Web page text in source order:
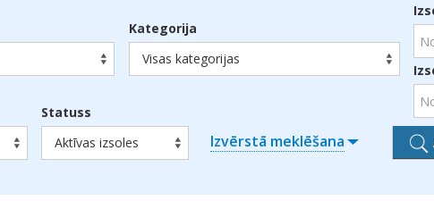
Kategorija
Visas kategorijas
Statuss
Aktīvas izsoles
Izvērstā meklēšana